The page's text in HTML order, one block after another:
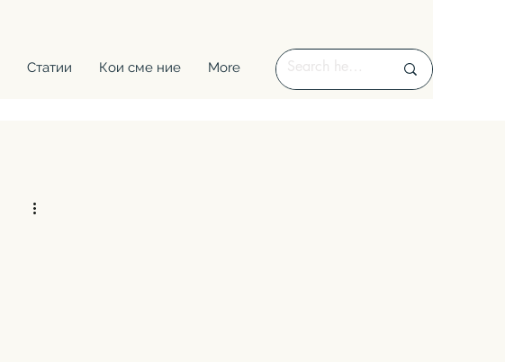
Статии Кои сме ние More